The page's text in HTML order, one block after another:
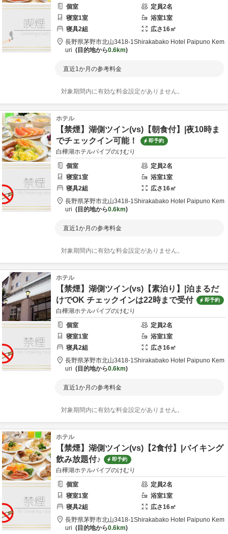
個室
定員2名
寝室1室 浴室1室
寝具2組 広さ16㎡
長野県茅野市北山3418-1Shirakabako Hotel Paipuno Kem
uri
目的地から0.6km
直近1か月の参考料金
対象期間内に有効な料金設定がありません。
ホテル
【禁煙】湖側ツイン(vs)【朝食付】|夜10時ま
でチェックイン可能！
即予約
白樺湖ホテルパイプのけむり
個室
定員2名
寝室1室 浴室1室
寝具2組 広さ16㎡
長野県茅野市北山3418-1Shirakabako Hotel Paipuno Kem
uri
目的地から0.6km
直近1か月の参考料金
対象期間内に有効な料金設定がありません。
ホテル
【禁煙】湖側ツイン(vs)【素泊り】|泊まるだ
けでOK チェックインは22時まで受付
即予約
白樺湖ホテルパイプのけむり
個室
定員2名
寝室1室 浴室1室
寝具2組 広さ16㎡
長野県茅野市北山3418-1Shirakabako Hotel Paipuno Kem
uri
目的地から0.6km
直近1か月の参考料金
対象期間内に有効な料金設定がありません。
ホテル
【禁煙】湖側ツイン(vs)【2食付】|バイキング
飲み放題付♪
即予約
白樺湖ホテルパイプのけむり
個室
定員2名
寝室1室 浴室1室
寝具2組 広さ16㎡
長野県茅野市北山3418-1Shirakabako Hotel Paipuno Kem
uri
目的地から0.6km